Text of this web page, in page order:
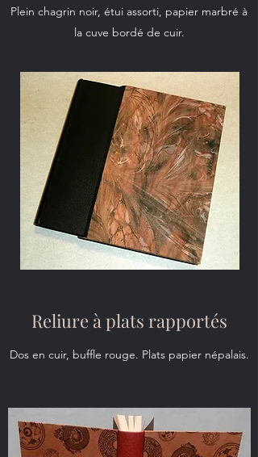
Plein chagrin noir, étui assorti, papier marbré à
la cuve bordé de cuir.
Reliure à plats rapportés
Dos en cuir, buffle rouge. Plats papier népalais.